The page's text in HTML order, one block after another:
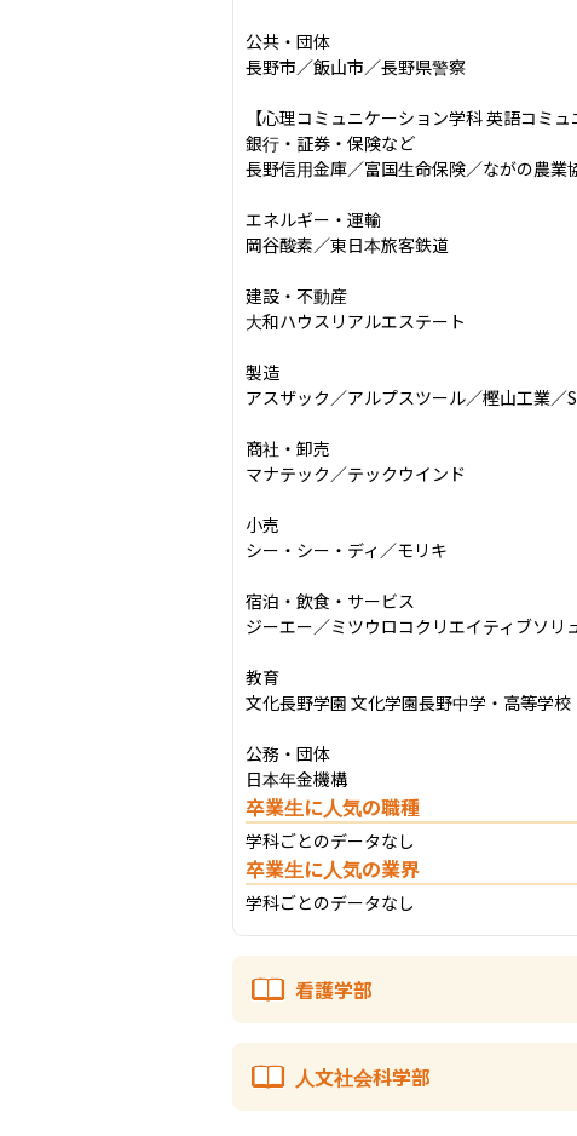
公共・団体
長野市／飯山市／長野県警察
【心理コミュニケーション学科 英語コミュ
銀行・証券・保険など
長野信用金庫／富国生命保険／ながの農業
エネルギー・運輸
岡谷酸素／東日本旅客鉄道
建設・不動産
大和ハウスリアルエステート
製造
アスザック／アルプスツール／樫山工業／
商社・卸売
マナテック／テックウインド
小売
シー・シー・ディ／モリキ
宿泊・飲食・サービス
ジーエー／ミツウロコクリエイティブソ
教育
文化長野学園 文化学園長野中学・高等学校
公務・団体
日本年金機構
卒業生に人気の職種
学科ごとのデータなし
卒業生に人気の業界
学科ごとのデータなし
看護学部
人文社会科学部